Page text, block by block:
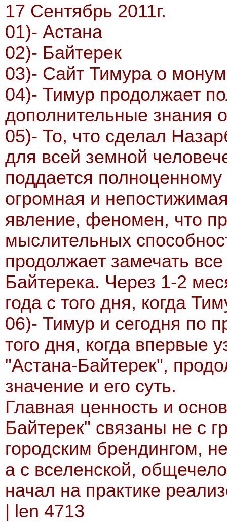
17 Сентябрь 2011г.
01)- Астана
02)- Байтерек
03)- Сайт Тимура о
04)- Тимур продолжает
дополнительные знания
05)- То, что сделал
для всей земной
поддается
огромная и
явление, феномен, что
мыслительных
продолжает замечать
Байтерека. Через 1-2
года с того дня, когда
06)- Тимур и сегодня по
того дня, когда впервые
"Астана-Байтерек",
значение и его суть.
Главная ценность и
Байтерек" связаны не с
городским брендингом,
а с вселенской,
начал на практике
| len 4713